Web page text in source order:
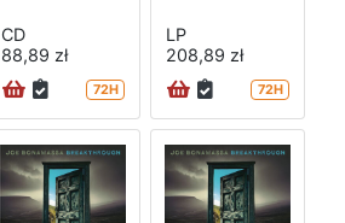
CD
88,89 zł
72H
LP
208,89 zł
72H